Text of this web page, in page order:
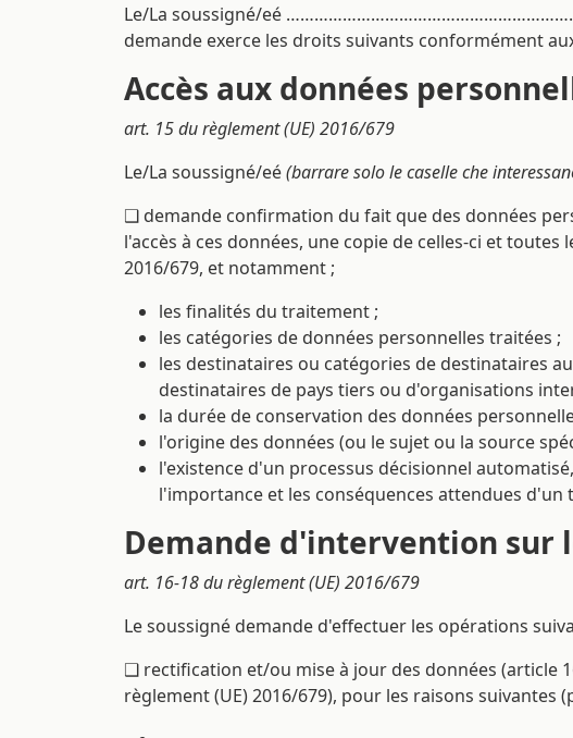
Le/La soussigné/eé
demande exerce les droits suivants conformément
Accès aux données
art. 15 du règlement (UE) 2016/679
Le/La soussigné/eé(barrare solo le caselle che
❑ demande confirmation du fait que des données
l'accès à ces données, une copie de celles-ci et
2016/679, et notamment ;
les finalités du traitement ;
les catégories de données personnelles traitées ;
les destinataires ou catégories de destinataires
destinataires de pays tiers ou d'organisations
la durée de conservation des données
l'origine des données (ou le sujet ou la source
l'existence d'un processus décisionnel
l'importance et les conséquences attendues
Demande d'intervention sur
art. 16-18 du règlement (UE) 2016/679
Le soussigné demande d'effectuer les opérations
❑ rectification et/ou mise à jour des données (article
règlement (UE) 2016/679), pour les raisons suivantes